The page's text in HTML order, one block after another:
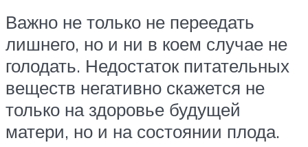
Важно не только не переедать
лишнего, но и ни в коем случае не
голодать. Недостаток питательных
веществ негативно скажется не
только на здоровье будущей
матери, но и на состоянии плода.